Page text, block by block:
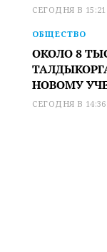
СЕГОДНЯ В 15:21
ОБЩЕСТВО
ОКОЛО 8
НОВОМУ
СЕГОДНЯ В 14:36